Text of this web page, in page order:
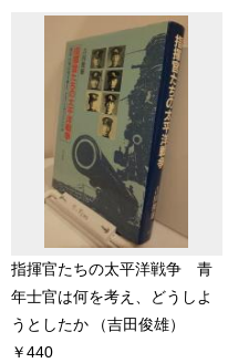
指揮官たちの太平洋戦争 青
年士官は何を考え、どうしよ
うとしたか
（吉田俊雄）
￥440